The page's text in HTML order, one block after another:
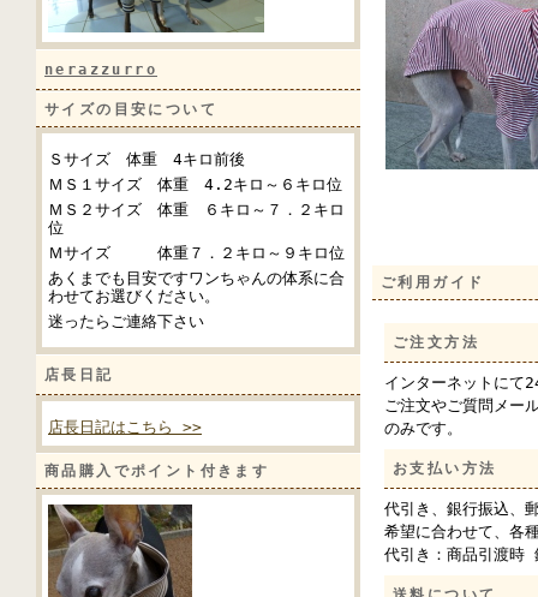
nerazzurro
サイズの目安について
Ｓサイズ 体重 4キロ前後
ＭＳ１サイズ 体重 4.2キロ～６キロ位
ＭＳ２サイズ 体重 ６キロ～７．２キロ
位
Ｍサイズ 体重７．２キロ～９キロ位
あくまでも目安ですワンちゃんの体系に合
わせてお選びください。
迷ったらご連絡下さい
店長日記
店長日記はこちら >>
商品購入でポイント付きます
ご利用ガイド
ご注文方法
インターネットにて
ご注文やご質問メー
のみです。
お支払い方法
代引き、銀行振込、
希望に合わせて、各
代引き：商品引渡時